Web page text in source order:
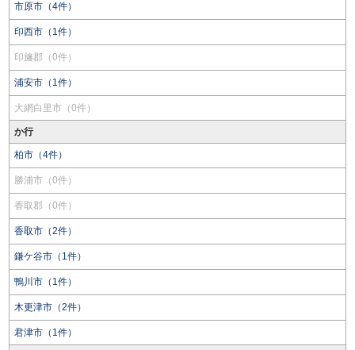
市原市（4件）
印西市（1件）
印旛郡（0件）
浦安市（1件）
大網白里市（0件）
か行
柏市（4件）
勝浦市（0件）
香取郡（0件）
香取市（2件）
鎌ケ谷市（1件）
鴨川市（1件）
木更津市（2件）
君津市（1件）